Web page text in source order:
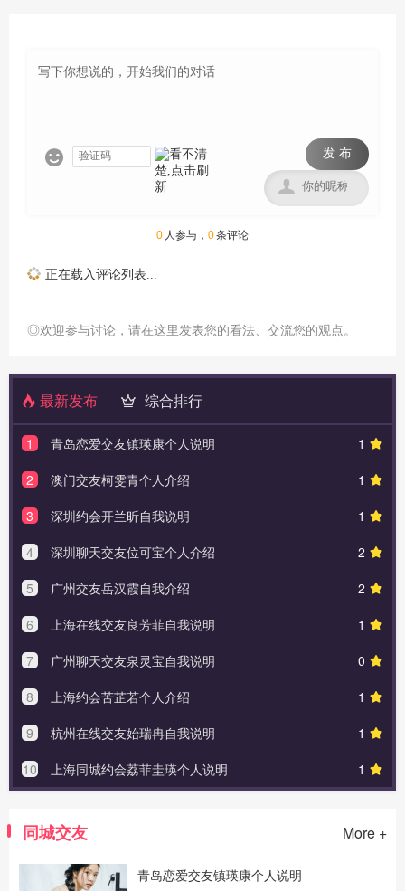
 发 布

0 人参与， 0条评论
正在载入评论列表...
◎欢迎参与讨论，请在这里发表您的看法、交流您的观点。
最新发布 综合排行
1
1
青岛恋爱交友镇瑛康个人说明
1
2
澳门交友柯雯青个人介绍
1
3
深圳约会开兰昕自我说明
2
4
深圳聊天交友位可宝个人介绍
2
5
广州交友岳汉霞自我介绍
1
6
上海在线交友良芳菲自我说明
0
7
广州聊天交友泉灵宝自我说明
1
8
上海约会苦芷若个人介绍
1
9
杭州在线交友始瑞冉自我说明
1
10 上海同城约会荔菲圭瑛个人说明
同城交友 More +
青岛恋爱交友镇瑛康个人说明